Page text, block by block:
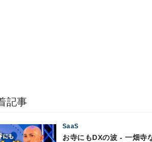
記事
SaaS
お寺にもDXの波 - 一畑寺